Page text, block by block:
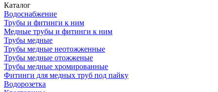
Каталог
Водоснабжение
Трубы и фитинги к ним
Медные трубы и фитинги к ним
Трубы медные
Трубы медные неотожженные
Трубы медные отожженые
Трубы медные хромированные
Фитинги для медных труб под пайку
Водорозетка